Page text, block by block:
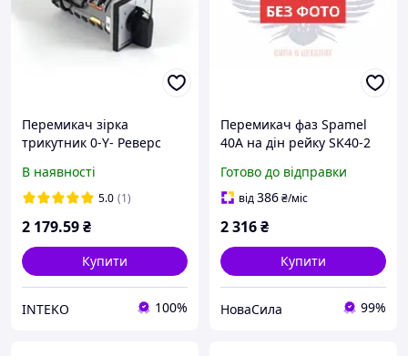
Перемикач зірка
трикутник 0-Y- Реверс
В наявності
5.0 (1)
2 179.59₴
Купити
INTEKO 100%
Перемикач фаз Spamel
40A на дін рейку SK40-2
,SK40-2 866/s10,
Готово до відправки
від386₴/міс
2 316₴
Купити
НоваСила 99%